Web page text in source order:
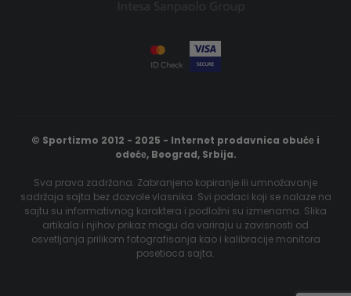
© Sportizmo 2012 - 2025 - Internet prodavnica obućе i
odećе, Beograd, Srbija.
Sva prava zadržana. Zabranjeno kopiranje ili umnožavanje
sadržaja sajta bez dozvole vlasnika. Svi podaci koji se nalaze na
sajtu su informativnog karaktera i podložni su izmenama. Slika
artikala i njihov prikaz mogu da variraju u zavisnosti od
osvetljanja prilikom fotografisanja kao i kalibracije monitora
posetioca sajta.